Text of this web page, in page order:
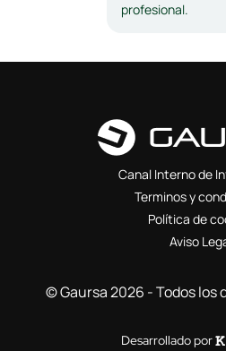
profesional.
Canal Interno de
Terminos y
Política de
Aviso
© Gaursa 2026 - Todos los
Desarrollado por